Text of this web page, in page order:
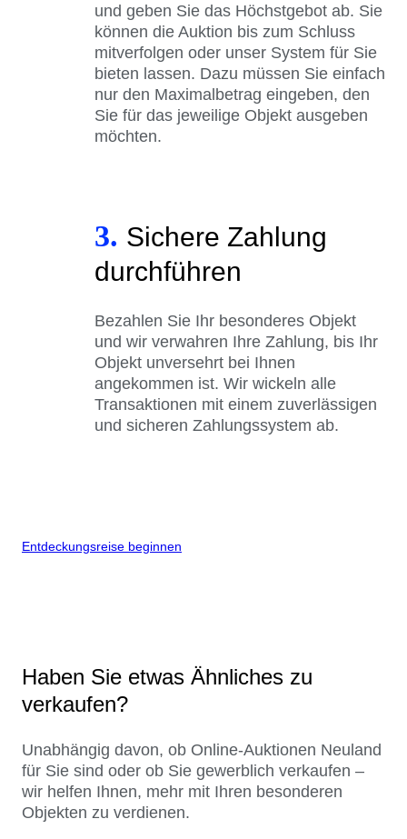
und geben Sie das Höchstgebot ab. Sie
können die Auktion bis zum Schluss
mitverfolgen oder unser System für Sie
bieten lassen. Dazu müssen Sie einfach
nur den Maximalbetrag eingeben, den
Sie für das jeweilige Objekt ausgeben
möchten.
3. Sichere Zahlung
durchführen
Bezahlen Sie Ihr besonderes Objekt
und wir verwahren Ihre Zahlung, bis Ihr
Objekt unversehrt bei Ihnen
angekommen ist. Wir wickeln alle
Transaktionen mit einem zuverlässigen
und sicheren Zahlungssystem ab.
Entdeckungsreise beginnen
Haben Sie etwas Ähnliches zu
verkaufen?
Unabhängig davon, ob Online-Auktionen Neuland
für Sie sind oder ob Sie gewerblich verkaufen –
wir helfen Ihnen, mehr mit Ihren besonderen
Objekten zu verdienen.